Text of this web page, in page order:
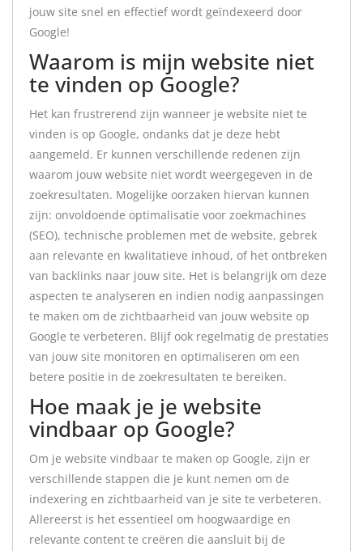
jouw site snel en effectief wordt geïndexeerd door
Google!
Waarom is mijn website niet
te vinden op Google?
Het kan frustrerend zijn wanneer je website niet te
vinden is op Google, ondanks dat je deze hebt
aangemeld. Er kunnen verschillende redenen zijn
waarom jouw website niet wordt weergegeven in de
zoekresultaten. Mogelijke oorzaken hiervan kunnen
zijn: onvoldoende optimalisatie voor zoekmachines
(SEO), technische problemen met de website, gebrek
aan relevante en kwalitatieve inhoud, of het ontbreken
van backlinks naar jouw site. Het is belangrijk om deze
aspecten te analyseren en indien nodig aanpassingen
te maken om de zichtbaarheid van jouw website op
Google te verbeteren. Blijf ook regelmatig de prestaties
van jouw site monitoren en optimaliseren om een
betere positie in de zoekresultaten te bereiken.
Hoe maak je je website
vindbaar op Google?
Om je website vindbaar te maken op Google, zijn er
verschillende stappen die je kunt nemen om de
indexering en zichtbaarheid van je site te verbeteren.
Allereerst is het essentieel om hoogwaardige en
relevante content te creëren die aansluit bij de